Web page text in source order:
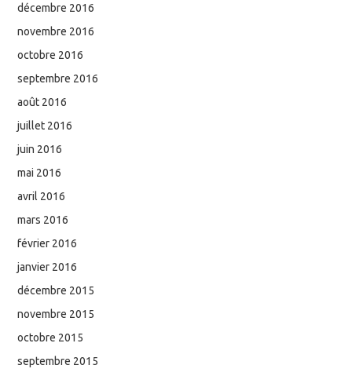
décembre 2016
novembre 2016
octobre 2016
septembre 2016
août 2016
juillet 2016
juin 2016
mai 2016
avril 2016
mars 2016
février 2016
janvier 2016
décembre 2015
novembre 2015
octobre 2015
septembre 2015